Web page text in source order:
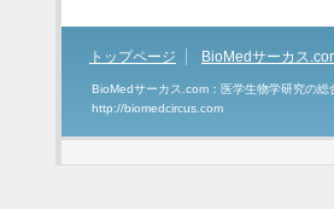
トップページ BioMedサーカス
BioMedサーカス.com：医学生物学研究の総
http://biomedcircus.com